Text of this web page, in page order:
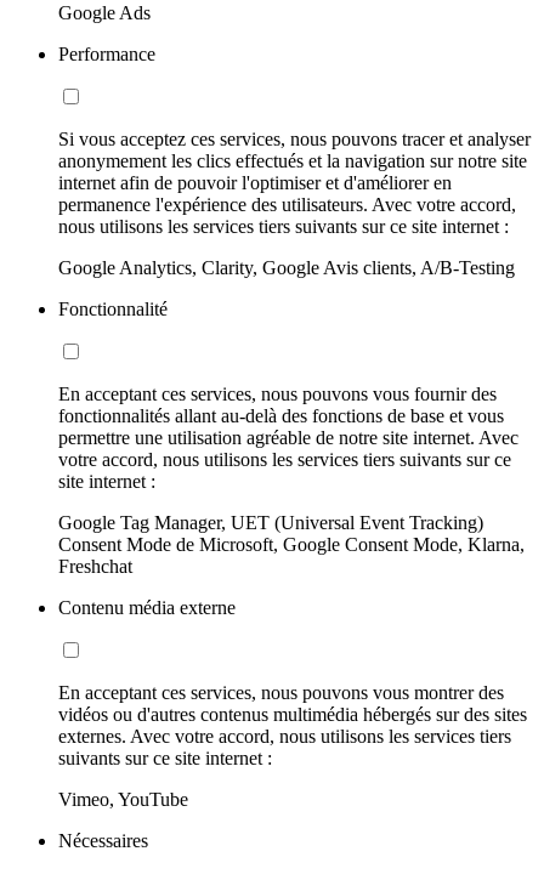
Google Ads
Performance
Si vous acceptez ces services, nous pouvons tracer et analyser
anonymement les clics effectués et la navigation sur notre site
internet afin de pouvoir l'optimiser et d'améliorer en
permanence l'expérience des utilisateurs. Avec votre accord,
nous utilisons les services tiers suivants sur ce site internet :
Google Analytics, Clarity, Google Avis clients, A/B-Testing
Fonctionnalité
En acceptant ces services, nous pouvons vous fournir des
fonctionnalités allant au-delà des fonctions de base et vous
permettre une utilisation agréable de notre site internet. Avec
votre accord, nous utilisons les services tiers suivants sur ce
site internet :
Google Tag Manager, UET (Universal Event Tracking)
Consent Mode de Microsoft, Google Consent Mode, Klarna,
Freshchat
Contenu média externe
En acceptant ces services, nous pouvons vous montrer des
vidéos ou d'autres contenus multimédia hébergés sur des sites
externes. Avec votre accord, nous utilisons les services tiers
suivants sur ce site internet :
Vimeo, YouTube
Nécessaires